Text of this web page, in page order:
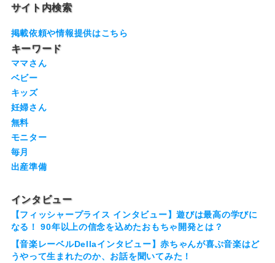
サイト内検索
掲載依頼や情報提供はこちら
キーワード
ママさん
ベビー
キッズ
妊婦さん
無料
モニター
毎月
出産準備
インタビュー
【フィッシャープライス インタビュー】遊びは最高の学びに
なる！ 90年以上の信念を込めたおもちゃ開発とは？
【音楽レーベルDellaインタビュー】赤ちゃんが喜ぶ音楽はど
うやって生まれたのか、お話を聞いてみた！